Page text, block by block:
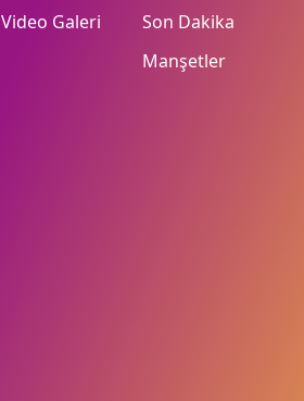
Video Galeri
Son Dakika
Manşetler